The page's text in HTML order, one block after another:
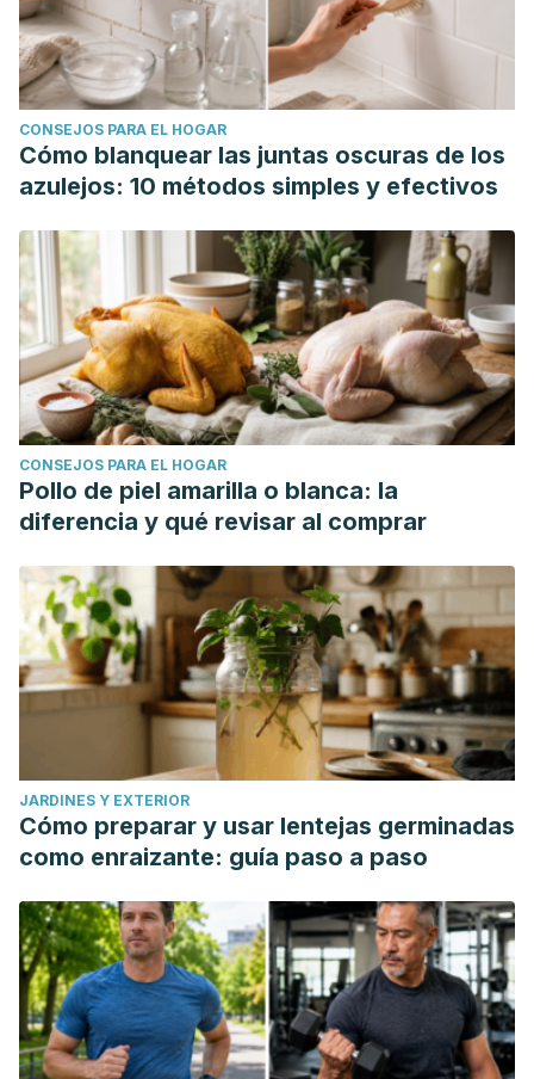
CONSEJOS PARA EL HOGAR
Cómo blanquear las juntas oscuras de los
azulejos: 10 métodos simples y efectivos
CONSEJOS PARA EL HOGAR
Pollo de piel amarilla o blanca: la
diferencia y qué revisar al comprar
JARDINES Y EXTERIOR
Cómo preparar y usar lentejas germinadas
como enraizante: guía paso a paso